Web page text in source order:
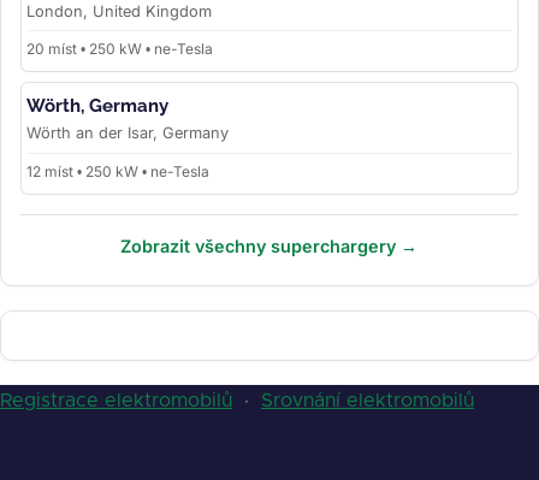
London, United Kingdom
20 míst • 250 kW • ne-Tesla
Wörth, Germany
Wörth an der Isar, Germany
12 míst • 250 kW • ne-Tesla
Zobrazit všechny superchargery →
Registrace elektromobilů · Srovnání elektromobilů